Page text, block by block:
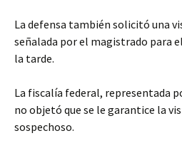
La defensa también solicitó una
señalada por el magistrado para
la tarde.
La fiscalía federal, representada
no objetó que se le garantice la
sospechoso.